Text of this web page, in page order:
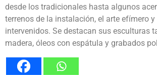
desde los tradicionales hasta algunos
terrenos de la instalación, el arte efímero
intervenidos. Se destacan sus esculturas
madera, óleos con espátula y grabados